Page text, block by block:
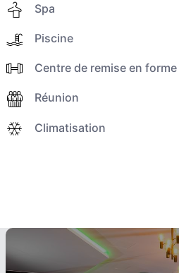
Spa
Piscine
Centre de remise en forme
Réunion
Climatisation